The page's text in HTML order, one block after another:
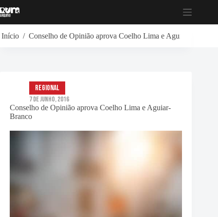
para
Início / Conselho de Opinião aprova Coelho Lima e Aguiar-Branco
Conselho de Opinião aprova Coelho Lima e Aguiar-
Branco
Regional
7 de Junho, 2016